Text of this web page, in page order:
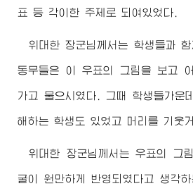
표 등 각이한 주제로 되여있었다.
위대한 장군님께서는 학생들과
동무들은 이 우표의 그림을 보고
가고 물으시였다. 그때 학생들가운
해하는 학생도 있었고 머리를 기웃
위대한 장군님께서 는 우표의 그
굴이 원만하게 반영되였다고 생각